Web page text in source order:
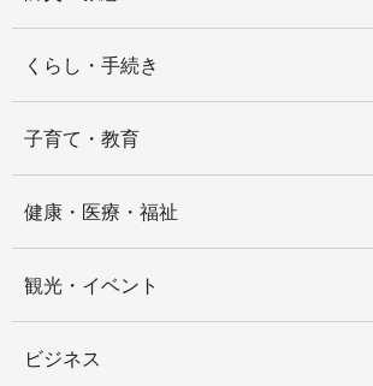
くらし・手続き
子育て・教育
健康・医療・福祉
観光・イベント
ビジネス